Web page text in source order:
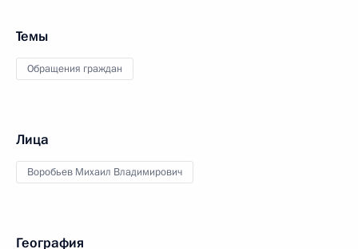
Темы
Обращения граждан
Лица
Воробьев Михаил Владимирович
География